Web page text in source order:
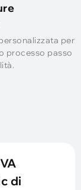
per
processo passo
di